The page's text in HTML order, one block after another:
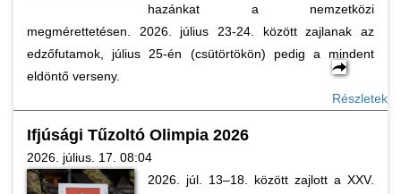
hazánkat a nemzetközi
megmérettetésen. 2026. július 23-24. között zajlanak az
edzőfutamok, július 25-én (csütörtökön) pedig a mindent
eldöntő verseny.
Részletek
Ifjúsági Tűzoltó Olimpia 2026
2026. július. 17. 08:04
2026. júl. 13–18. között zajlott a XXV.